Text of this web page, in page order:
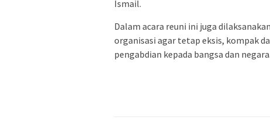
Ismail.
Dalam acara reuni ini juga
organisasi agar tetap eksis, kompak
pengabdian kepada bangsa dan